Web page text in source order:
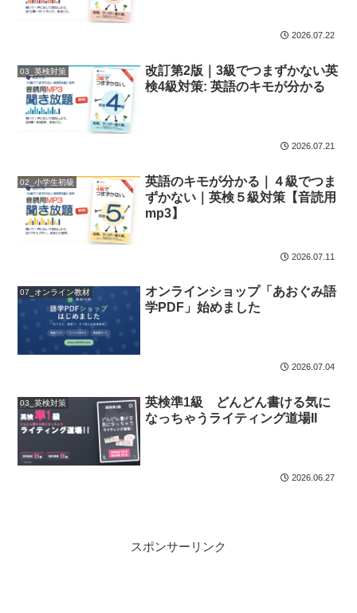
2026.07.22
03_英検対策
改訂第2版｜3級でつまずかない英
検4級対策: 英語のキモが分かる
2026.07.21
02_小学生初級
英語のキモが分かる｜４級でつま
ずかない｜英検５級対策【音読用
mp3】
2026.07.11
07_オンライン教材
オンラインショップ「あおぐみ語
学PDF」始めました
2026.07.04
03_英検対策
英検準1級 どんどん書ける気に
なっちゃうライティング道場II
2026.06.27
スポンサーリンク